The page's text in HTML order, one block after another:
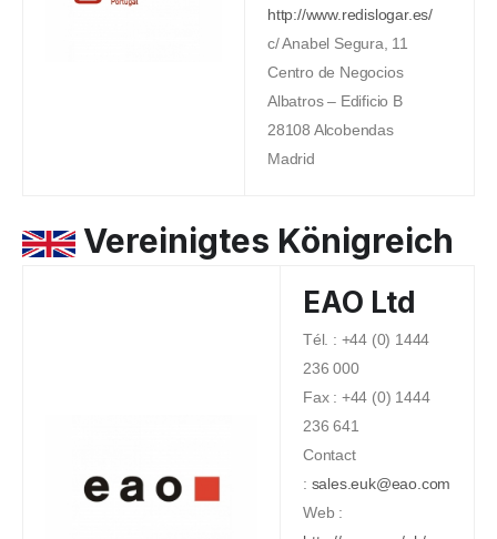
http://www.redislogar.es/
c/ Anabel Segura, 11
Centro de Negocios
Albatros – Edificio B
28108 Alcobendas
Madrid
Vereinigtes Königreich
EAO Ltd
Tél. : +44 (0) 1444
236 000
Fax : +44 (0) 1444
236 641
Contact
: sales.euk@eao.com
Web :